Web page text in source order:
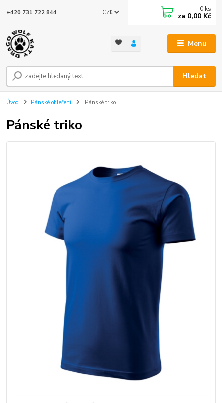
Menu
CZK
Hledat
+420 731 722 844 0 ks
za 0,00 Kč
Úvod Pánské oblečení Pánské triko
Pánské triko